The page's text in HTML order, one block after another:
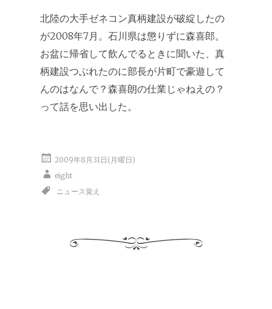
北陸の大手ゼネコン真柄建設が破綻したの
が2008年7月。石川県は懲りずに森喜郎。
お盆に帰省して飲んでるときに聞いた、真
柄建設つぶれたのに部長が片町で豪遊して
んのはなんで？森喜朗の仕業じゃねえの？
って話を思い出した。
2009年8月31日(月曜日)
eight
ニュース覚え